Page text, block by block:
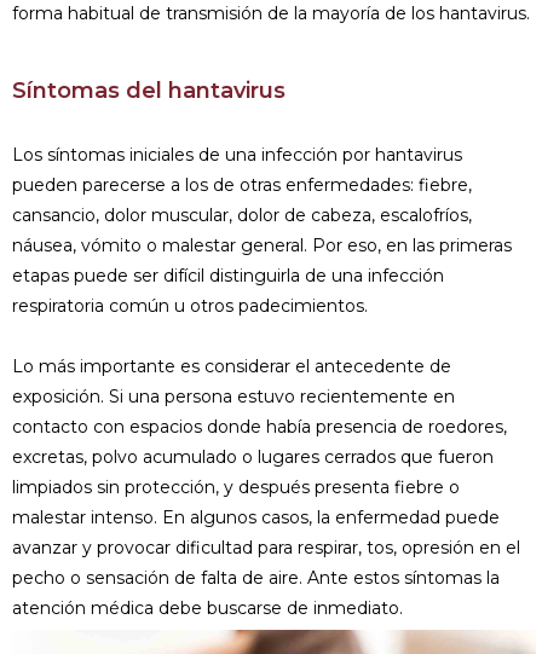
forma habitual de transmisión de la mayoría de los hantavirus.
Síntomas del hantavirus
Los síntomas iniciales de una infección por hantavirus
pueden parecerse a los de otras enfermedades: fiebre,
cansancio, dolor muscular, dolor de cabeza, escalofríos,
náusea, vómito o malestar general. Por eso, en las primeras
etapas puede ser difícil distinguirla de una infección
respiratoria común u otros padecimientos.
Lo más importante es considerar el antecedente de
exposición. Si una persona estuvo recientemente en
contacto con espacios donde había presencia de roedores,
excretas, polvo acumulado o lugares cerrados que fueron
limpiados sin protección, y después presenta fiebre o
malestar intenso. En algunos casos, la enfermedad puede
avanzar y provocar dificultad para respirar, tos, opresión en el
pecho o sensación de falta de aire. Ante estos síntomas la
atención médica debe buscarse de inmediato.